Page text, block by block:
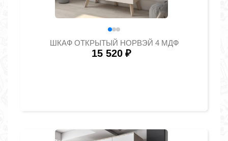
ШКАФ ОТКРЫТЫЙ НОРВЭЙ 4 МДФ
15 520 ₽